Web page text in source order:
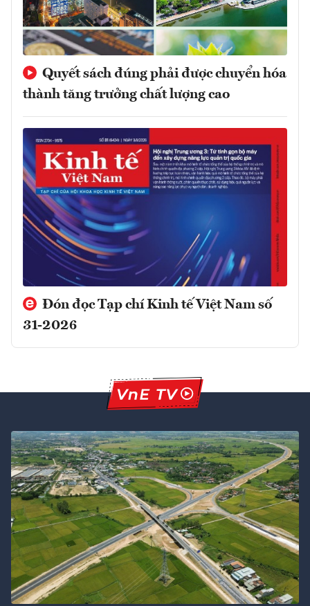
Quyết sách đúng phải được chuyển hóa
thành tăng trưởng chất lượng cao
Đón đọc Tạp chí Kinh tế Việt Nam số
31-2026